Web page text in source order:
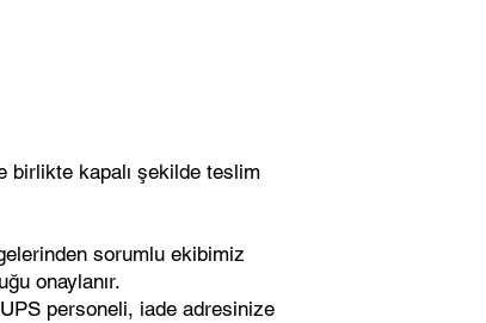
birlikte kapalı şekilde teslim
sorumlu ekibimiz
onaylanır.
UPS personeli, iade adresinize